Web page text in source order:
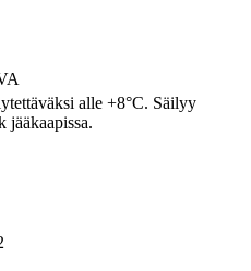
alle +8°C. Säilyy
jääkaapissa.